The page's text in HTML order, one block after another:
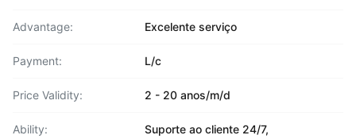
Advantage: Excelente serviço
Payment: L/c
Price Validity: 2 - 20 anos/m/d
Ability:
Suporte ao cliente 24/7,